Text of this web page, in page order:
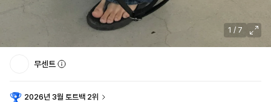
1 / 7
무센트
2026년 3월 토트백 2위